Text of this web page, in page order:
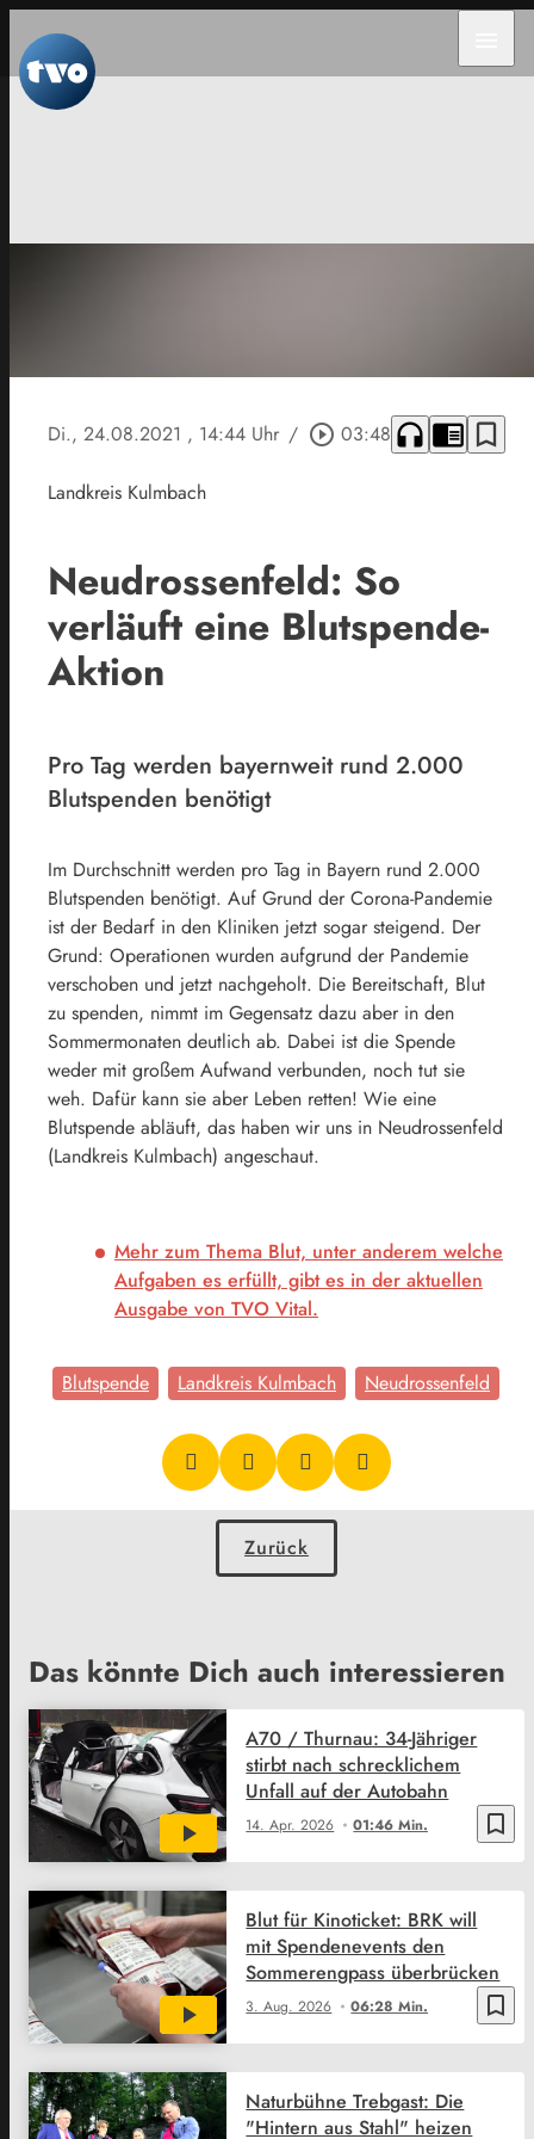
Di., 24.08.2021 , 14:44 Uhr / play_circle_outline 03:48 headphones chrome_reader_mode bookmark_border
Landkreis Kulmbach
Neudrossenfeld: So
verläuft eine Blutspende-
Aktion
Pro Tag werden bayernweit rund 2.000
Blutspenden benötigt
Im Durchschnitt werden pro Tag in Bayern rund 2.000
Blutspenden benötigt. Auf Grund der Corona-Pandemie
ist der Bedarf in den Kliniken jetzt sogar steigend. Der
Grund: Operationen wurden aufgrund der Pandemie
verschoben und jetzt nachgeholt. Die Bereitschaft, Blut
zu spenden, nimmt im Gegensatz dazu aber in den
Sommermonaten deutlich ab. Dabei ist die Spende
weder mit großem Aufwand verbunden, noch tut sie
weh. Dafür kann sie aber Leben retten! Wie eine
Blutspende abläuft, das haben wir uns in Neudrossenfeld
(Landkreis Kulmbach) angeschaut.
Mehr zum Thema Blut, unter anderem welche
Aufgaben es erfüllt, gibt es in der aktuellen
Ausgabe von TVO Vital.
Blutspende Landkreis Kulmbach Neudrossenfeld
Zurück
Das könnte Dich auch interessieren
bookmark_border
14. Apr. 2026 01:46 Min.
A70 / Thurnau: 34-Jähriger
stirbt nach schrecklichem
Unfall auf der Autobahn
bookmark_border
3. Aug. 2026 06:28 Min.
Blut für Kinoticket: BRK will
mit Spendenevents den
Sommerengpass überbrücken
Naturbühne Trebgast: Die
"Hintern aus Stahl" heizen